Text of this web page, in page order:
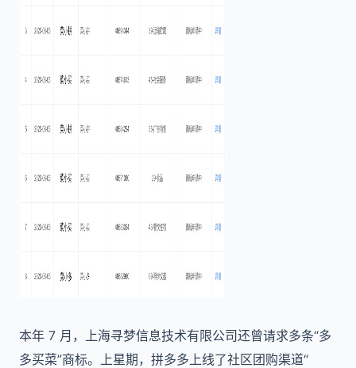
本年 7 月，上海寻梦信息技术有限公司还曾请求多条“多
多买菜”商标。上星期，拼多多上线了社区团购渠道“